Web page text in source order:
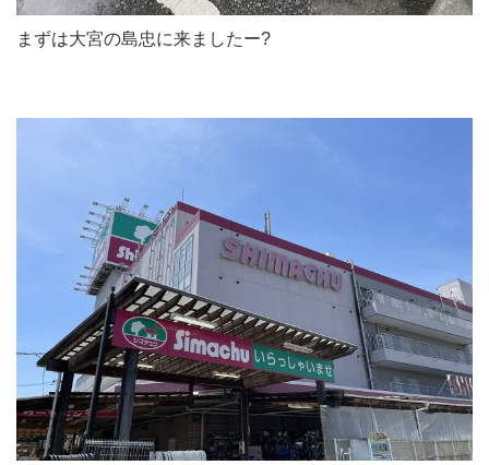
まずは大宮の島忠に来ましたー?